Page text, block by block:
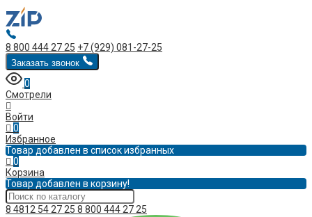
8 800 444 27 25 +7 (929) 081-27-25
Заказать звонок
0
Смотрели
Войти
0
Избранное
Товар добавлен в список избранных
0
Корзина
Товар добавлен в корзину!
8 4812 54 27 25 8 800 444 27 25